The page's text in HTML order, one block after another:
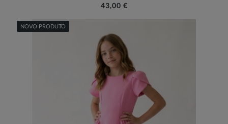
43,00 €
NOVO PRODUTO